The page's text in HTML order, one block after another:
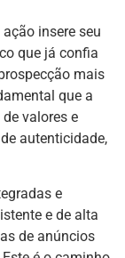
insere seu
que já confia
mais
que a
valores e
autenticidade,
e
e de alta
de anúncios